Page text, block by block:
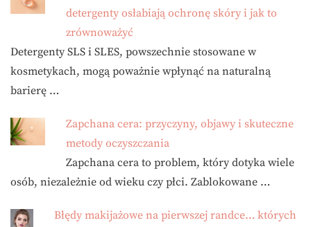
detergenty osłabiają ochronę skóry i jak to
zrównoważyć
Detergenty SLS i SLES, powszechnie stosowane w
kosmetykach, mogą poważnie wpłynąć na naturalną
barierę …
Zapchana cera: przyczyny, objawy i skuteczne
metody oczyszczania
Zapchana cera to problem, który dotyka wiele
osób, niezależnie od wieku czy płci. Zablokowane …
Błędy makijażowe na pierwszej randce… których